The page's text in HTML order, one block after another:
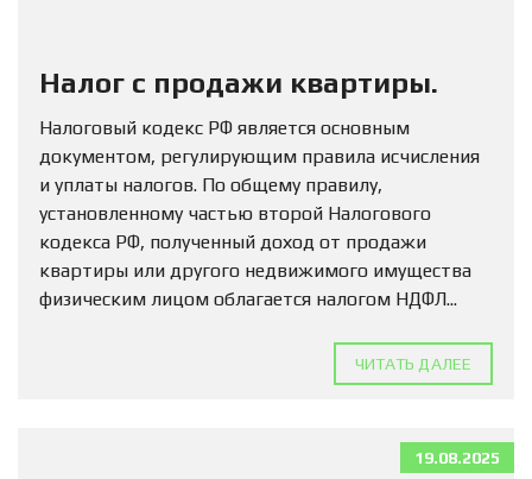
Налог с продажи квартиры.
Налоговый кодекс РФ является основным
документом, регулирующим правила исчисления
и уплаты налогов. По общему правилу,
установленному частью второй Налогового
кодекса РФ, полученный доход от продажи
квартиры или другого недвижимого имущества
физическим лицом облагается налогом НДФЛ...
ЧИТАТЬ ДАЛЕЕ
19.08.2025